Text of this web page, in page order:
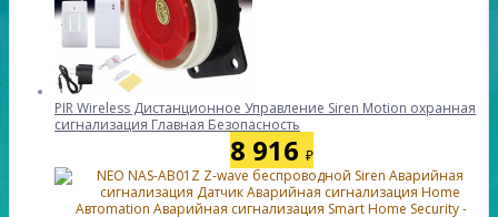
PIR Wireless Дистанционное Управление Siren Motion охранная
сигнализация Главная Безопасность
8 916 ₽